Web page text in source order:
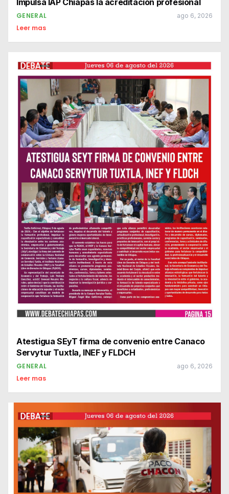
Impulsa IAP Chiapas la acreditación profesional
GENERAL ago 6, 2026
Leer mas
Atestigua SEyT firma de convenio entre Canaco
Servytur Tuxtla, INEF y FLDCH
GENERAL ago 6, 2026
Leer mas